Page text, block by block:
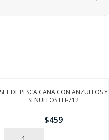
SET DE PESCA CANA CON ANZUELOS Y
SENUELOS LH-712
$459
AÑADIR